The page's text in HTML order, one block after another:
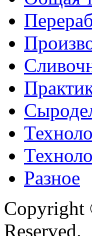
Разное
Copyright
Reserved.